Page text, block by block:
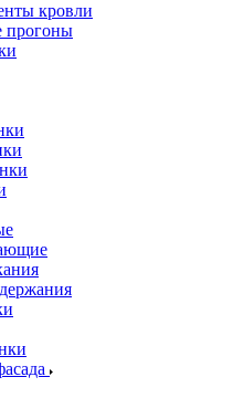
кровли
прогоны